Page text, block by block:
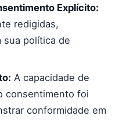
Explícito:
redigidas,
sua política de
A capacidade de
consentimento foi
conformidade em